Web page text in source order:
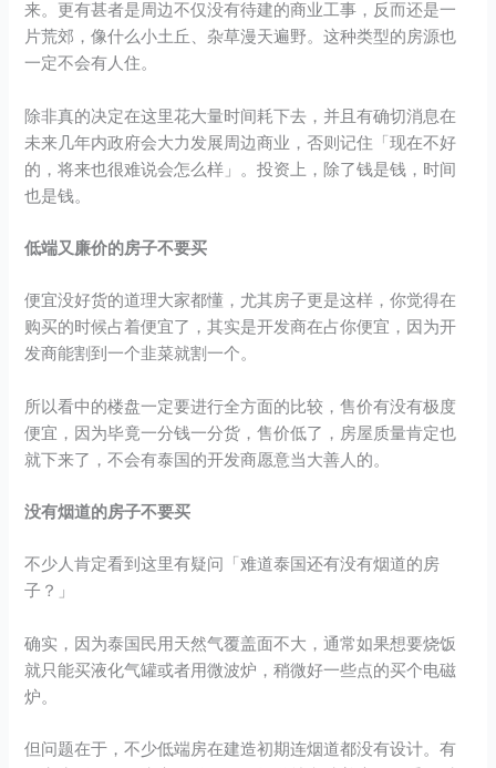
来。更有甚者是周边不仅没有待建的商业工事，反而还是一
片荒郊，像什么小土丘、杂草漫天遍野。这种类型的房源也
一定不会有人住。
除非真的决定在这里花大量时间耗下去，并且有确切消息在
未来几年内政府会大力发展周边商业，否则记住「现在不好
的，将来也很难说会怎么样」。投资上，除了钱是钱，时间
也是钱。
低端又廉价的房子不要买
便宜没好货的道理大家都懂，尤其房子更是这样，你觉得在
购买的时候占着便宜了，其实是开发商在占你便宜，因为开
发商能割到一个韭菜就割一个。
所以看中的楼盘一定要进行全方面的比较，售价有没有极度
便宜，因为毕竟一分钱一分货，售价低了，房屋质量肯定也
就下来了，不会有泰国的开发商愿意当大善人的。
没有烟道的房子不要买
不少人肯定看到这里有疑问「难道泰国还有没有烟道的房
子？」
确实，因为泰国民用天然气覆盖面不大，通常如果想要烧饭
就只能买液化气罐或者用微波炉，稍微好一些点的买个电磁
炉。
但问题在于，不少低端房在建造初期连烟道都没有设计。有